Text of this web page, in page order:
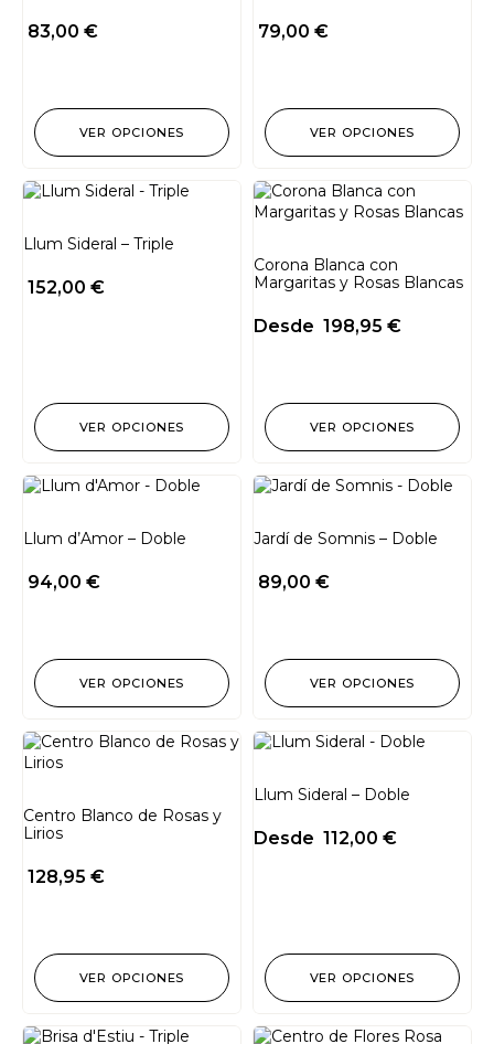
83,00 €
VER OPCIONES
79,00 €
VER OPCIONES
Llum Sideral – Triple
152,00 €
VER OPCIONES
Corona Blanca con
Margaritas y Rosas Blancas
Desde 198,95 €
VER OPCIONES
Llum d’Amor – Doble
94,00 €
VER OPCIONES
Jardí de Somnis – Doble
89,00 €
VER OPCIONES
Centro Blanco de Rosas y
Lirios
128,95 €
VER OPCIONES
Llum Sideral – Doble
Desde 112,00 €
VER OPCIONES